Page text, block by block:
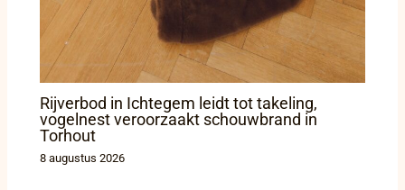
Rijverbod in Ichtegem leidt tot takeling,
vogelnest veroorzaakt schouwbrand in
Torhout
8 augustus 2026